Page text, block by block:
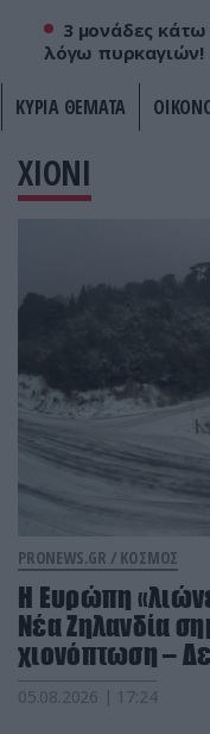
3 μονάδες
λόγω πυρκαγιών!
ΚΥΡΙΑ ΘΕΜΑΤΑ
ΧΙΟΝΙ
PRONEWS.GR / ΚΟΣΜΟΣ
Η Ευρώπη
Νέα Ζηλανδία
χιονόπτωση –
05.08.2026 | 17:24